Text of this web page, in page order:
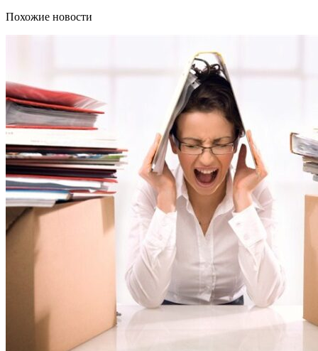
Похожие новости